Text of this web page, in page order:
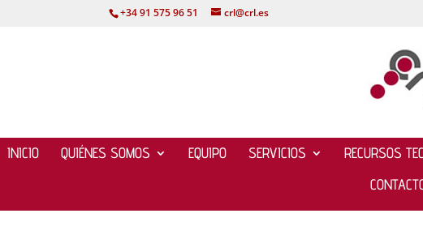
+34 91 575 96 51 crl@crl.es
INICIO QUIÉNES SOMOS EQUIPO SERVICIOS RECURSOS